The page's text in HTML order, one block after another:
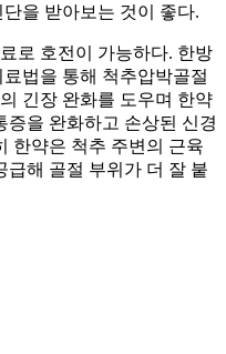
을 받아보는 것이 좋다.
로 호전이 가능하다. 한방
법을 통해 척추압박골절
긴장 완화를 도우며 한약
증을 완화하고 손상된 신경
한약은 척추 주변의 근육
급해 골절 부위가 더 잘 붙